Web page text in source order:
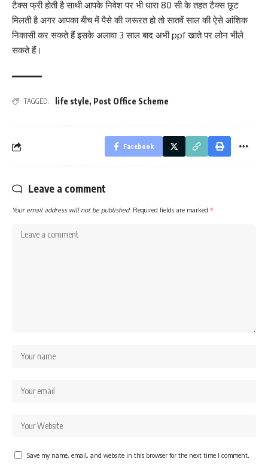
टैक्स फ्री होती है साथी आपके निवेश पर भी धारा 80 सी के तहत टैक्स छूट
मिलती है अगर आपका बीच में पैसे की जरूरत हो तो सातवें साल की ऐसे आंशिक
निकासी कर सकते हैं इसके अलावा 3 साल बाद अभी ppf खाते पर लोन भीले
सकते हैं।
TAGGED: life style, Post Office Scheme
Facebook
Leave a comment
Your email address will not be published. Required fields are marked *
Save my name, email, and website in this browser for the next time I comment.